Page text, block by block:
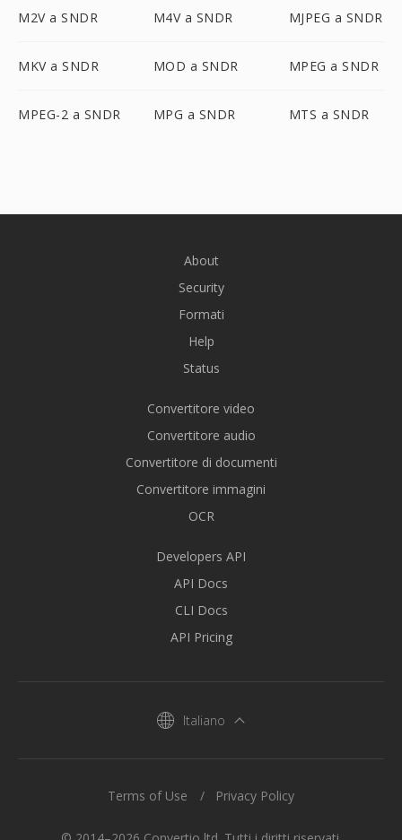
M2V a SNDR M4V a SNDR MJPEG a SNDR
MKV a SNDR MOD a SNDR MPEG a SNDR
MPEG-2 a SNDR MPG a SNDR MTS a SNDR
About
Security
Formati
Help
Status
Convertitore video
Convertitore audio
Convertitore di documenti
Convertitore immagini
OCR
Developers API
API Docs
CLI Docs
API Pricing
Italiano
Terms of Use Privacy Policy